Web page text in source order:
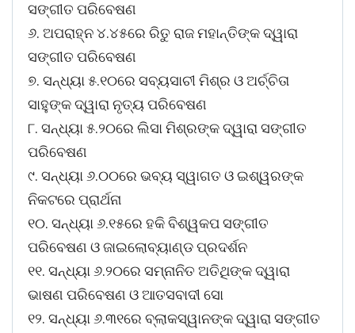
ସଙ୍ଗୀତ ପରିବେଷଣ
୬. ଅପରାହ୍ନ ୪.୪୫ରେ ରିତୁ ରାଜ ମହାନ୍ତିଙ୍କ ଦ୍ୱାରା
ସଙ୍ଗୀତ ପରିବେଷଣ
୭. ସନ୍ଧ୍ୟା ୫.୧୦ରେ ସବ୍ୟସାଚୀ ମିଶ୍ର ଓ ଅର୍ଚ୍ଚିତା
ସାହୁଙ୍କ ଦ୍ୱାରା ନୃତ୍ୟ ପରିବେଷଣ
୮. ସନ୍ଧ୍ୟା ୫.୨୦ରେ ଲିସା ମିଶ୍ରଙ୍କ ଦ୍ୱାରା ସଙ୍ଗୀତ
ପରିବେଷଣ
୯. ସନ୍ଧ୍ୟା ୬.୦୦ରେ ଭବ୍ୟ ସ୍ୱାଗତ ଓ ଇଶ୍ୱରଙ୍କ
ନିକଟରେ ପ୍ରାର୍ଥନା
୧୦. ସନ୍ଧ୍ୟା ୬.୧୫ରେ ହକି ବିଶ୍ୱକପ ସଙ୍ଗୀତ
ପରିବେଷଣ ଓ ଜାଇଲୋବ୍ୟାଣ୍ଡ ପ୍ରଦର୍ଶନ
୧୧. ସନ୍ଧ୍ୟା ୬.୨୦ରେ ସମ୍ନାନିତ ଅତିଥିଙ୍କ ଦ୍ୱାରା
ଭାଷଣ ପରିବେଷଣ ଓ ଆତସବାଦୀ ସୋ
୧୨. ସନ୍ଧ୍ୟା ୬.୩୧ରେ ବ୍ଲାକସ୍ୱାନଙ୍କ ଦ୍ୱାରା ସଙ୍ଗୀତ